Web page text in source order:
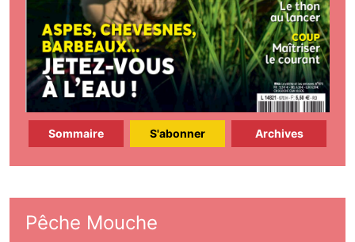
Sommaire S'abonner Archives
Pêche Mouche